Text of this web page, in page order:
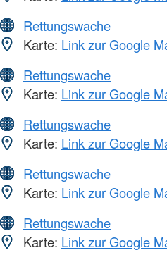
Rettungswache
Karte: Link zur Google
Rettungswache
Karte: Link zur Google
Rettungswache
Karte: Link zur Google
Rettungswache
Karte: Link zur Google
Rettungswache
Karte: Link zur Google